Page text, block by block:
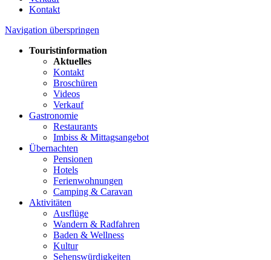
Kontakt
Navigation überspringen
Touristinformation
Aktuelles
Kontakt
Broschüren
Videos
Verkauf
Gastronomie
Restaurants
Imbiss & Mittagsangebot
Übernachten
Pensionen
Hotels
Ferienwohnungen
Camping & Caravan
Aktivitäten
Ausflüge
Wandern & Radfahren
Baden & Wellness
Kultur
Sehenswürdigkeiten